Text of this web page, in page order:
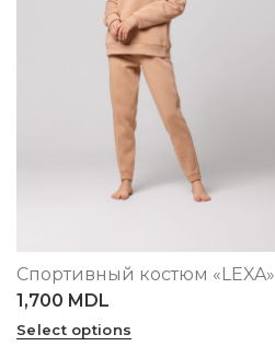
XS S M L XL
Спортивный костюм «LEXA»
1,700 MDL
Select options